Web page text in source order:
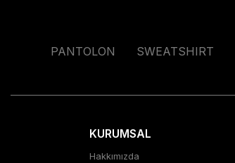
PANTOLON SWEATSHIRT
KURUMSAL
Hakkımızda